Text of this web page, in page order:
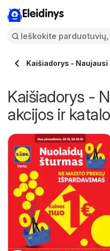
Eleidinys
Kaišiadorys -
Kaišiadorys -
akcijos ir